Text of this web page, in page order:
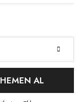
HEMEN AL